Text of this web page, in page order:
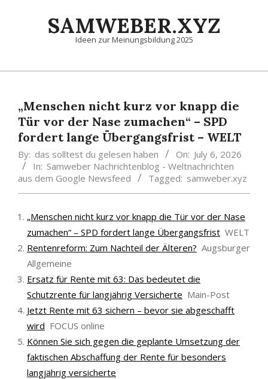
SAMWEBER.XYZ
Ideen zur Meinungsbildung 2025
Primary
„Menschen nicht kurz vor knapp die
Tür vor der Nase zumachen“ – SPD
fordert lange Übergangsfrist – WELT
By: das solltest du gelesen haben On: July 6, 2026
In: Samweber Nachrichtenblog - Weltnachrichten
aus dem Google Newsfeed
Tagged: samweber.xyz
„Menschen nicht kurz vor knapp die Tür vor der Nase
zumachen“ – SPD fordert lange Übergangsfrist WELT
Rentenreform: Zum Nachteil der Älteren? Augsburger
Allgemeine
Ersatz für Rente mit 63: Das bedeutet die
Schutzrente für langjährig Versicherte Main-Post
Jetzt Rente mit 63 sichern – bevor sie abgeschafft
wird FOCUS online
Können Sie sich gegen die geplante Umsetzung der
faktischen Abschaffung der Rente für besonders
langjährig versicherte